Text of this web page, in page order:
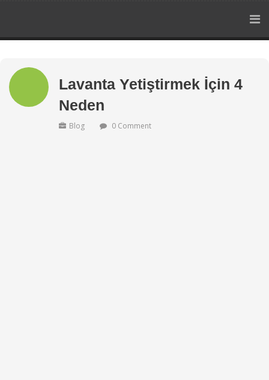
Lavanta Yetiştirmek İçin 4
Neden
Blog 0 Comment